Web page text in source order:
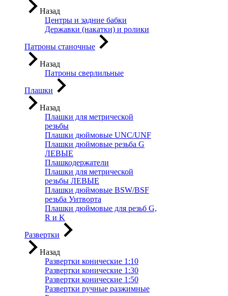
Назад
Центры и задние бабки
Державки (накатки) и ролики
Патроны станочные
Назад
Патроны сверлильные
Плашки
Назад
Плашки для метрической
резьбы
Плашки дюймовые UNC/UNF
Плашки дюймовые резьба G
ЛЕВЫЕ
Плашкодержатели
Плашки для метрической
резьбы ЛЕВЫЕ
Плашки дюймовые BSW/BSF
резьба Уитворта
Плашки дюймовые для резьб G,
R и K
Развертки
Назад
Развертки конические 1:10
Развертки конические 1:30
Развертки конические 1:50
Развертки ручные разжимные